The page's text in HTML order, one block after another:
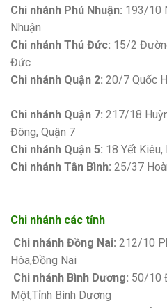
Chi nhánh Phú Nhuận: 193/10
Nhuận
Chi nhánh Thủ Đức: 15/2
Đức
Chi nhánh Quận 2: 20/7 Quốc
Chi nhánh Quận 7: 217/18
Đông, Quận 7
Chi nhánh Quận 5: 18 Yết Kiêu,
Chi nhánh Tân Bình: 25/37
Chi nhánh các tỉnh
Chi nhánh Đồng Nai: 212/10
Hòa,Đồng Nai
Chi nhánh Bình Dương: 50/10
Một,Tỉnh Bình Dương